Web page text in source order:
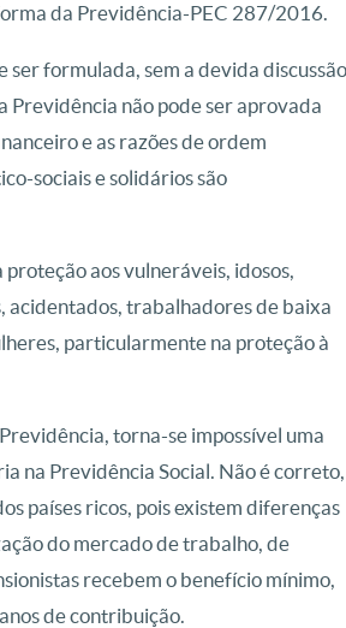
da Previdência-PEC 287/2016.
formulada, sem a devida discussão
Previdência não pode ser aprovada
e as razões de ordem
sociais e solidários são
aos vulneráveis, idosos,
acidentados, trabalhadores de baixa
particularmente na proteção à
torna-se impossível uma
na Previdência Social. Não é correto,
países ricos, pois existem diferenças
do mercado de trabalho, de
recebem o benefício mínimo,
de contribuição.